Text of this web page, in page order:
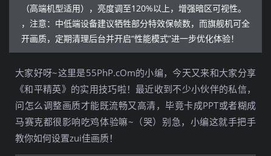
（高端机型适用），亮度调至120%以上，增强暗区可视性。
，注意：中低端设备建议牺牲部分特效保帧数，而旗舰机可全
开画质，定期清理后台并开启“性能模式”进一步优化体验！
大家好呀~这里是55PhP.cOm的小编，今天又来和大家分享
《和平精英》的实用技巧啦！最近收到不少小伙伴的私信，
问怎么调整画质才能既流畅又高清，毕竟卡成PPT或者糊成
马赛克都很影响吃鸡体验嘛~（哭）别急，小编这就手把手
教你如何设置zui佳画质！